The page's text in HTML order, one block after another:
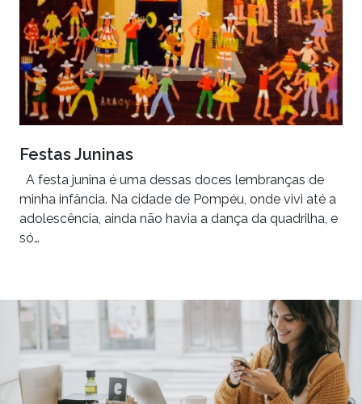
Festas Juninas
A festa junina é uma dessas doces lembranças de
minha infância. Na cidade de Pompéu, onde vivi até a
adolescência, ainda não havia a dança da quadrilha, e
só…